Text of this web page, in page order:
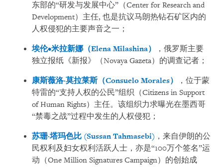
东部的“研发与发展中心”（Center for Research and
Development）主任, 也是抗议马朗热钻石矿区内的
人权侵犯的主要声音之一；
埃伦•米拉新娜 （Elena Milashina）
，俄罗斯主要
独立报纸《新报》（Novaya Gazeta）的调查记者；
康斯薇洛·莫拉莱斯（Consuelo Morales）
，位于蒙
特雷的“支持人权的公民”组织（Citizens in Support
of Human Rights）主任。该组织力求曝光在墨西哥
“禁毒之战”过程中发生的人权侵犯；
苏珊·塔玛色比 (Sussan Tahmasebi) ，来自伊朗的公
民权利及妇女权利活跃人士，亦是“100万个签名”运
动（One Million Signatures Campaign）的创始成